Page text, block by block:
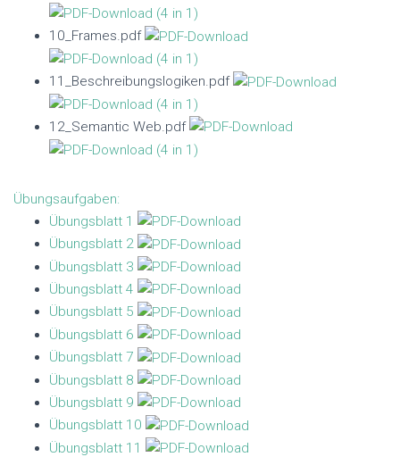
10_Frames.pdf
11_Beschreibungslogiken.pdf
12_Semantic Web.pdf
Übungsaufgaben:
Übungsblatt 1
Übungsblatt 2
Übungsblatt 3
Übungsblatt 4
Übungsblatt 5
Übungsblatt 6
Übungsblatt 7
Übungsblatt 8
Übungsblatt 9
Übungsblatt 10
Übungsblatt 11